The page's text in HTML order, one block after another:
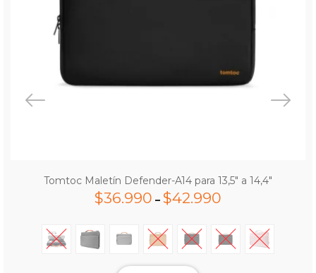
Tomtoc Maletín Defender-A14 para 13,5″ a 14,4″
$36.990 – $42.990